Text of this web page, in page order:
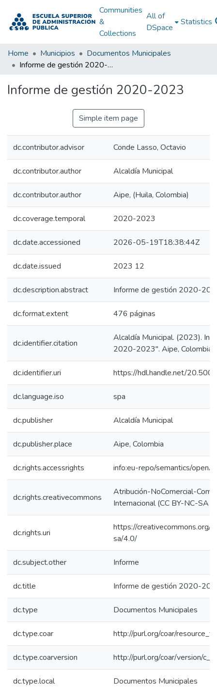
Communities
&
Collections
All of
DSpace
Statistics
Home Municipios
Documentos Municipales
Informe de gestión 2020-2023
Informe de gestión 2020-2023
Simple item page
dc.contributor.advisor Conde Lasso, Octavio
dc.contributor.author Alcaldía Municipal
dc.contributor.author Aipe, (Huila, Colombia)
dc.coverage.temporal 2020-2023
dc.date.accessioned 2026-05-19T18:38:44Z
dc.date.issued 2023 12
dc.description.abstract Informe de gestión 2020-
dc.format.extent 476 páginas
dc.identifier.citation
Alcaldía Municipal. (2023).
2020-2023". Aipe, Colombia:
dc.identifier.uri https://hdl.handle.net/
dc.language.iso spa
dc.publisher Alcaldía Municipal
dc.publisher.place Aipe, Colombia
dc.rights.accessrights info:eu-repo/semantics/
dc.rights.creativecommons
Atribución-NoComercial-
Internacional (CC BY-NC-SA
dc.rights.uri
https://creativecommons.org/
sa/4.0/
dc.subject.other Informe
dc.title Informe de gestión 2020-
dc.type Documentos Municipales
dc.type.coar http://purl.org/coar/
dc.type.coarversion http://purl.org/coar/version/
dc.type.local Documentos Municipales